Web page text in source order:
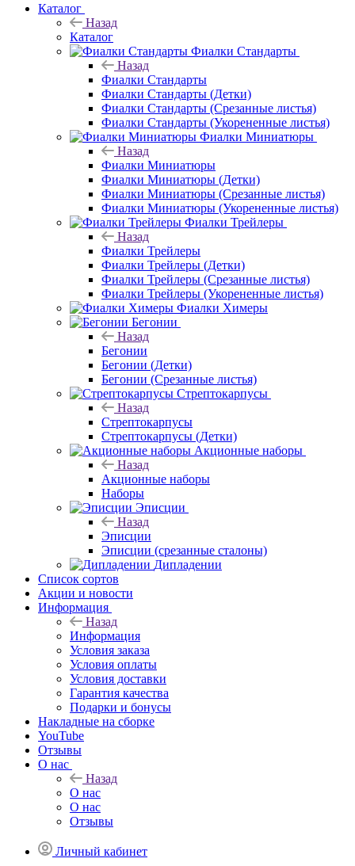
Каталог
Назад
Каталог
Фиалки Стандарты
Назад
Фиалки Стандарты
Фиалки Стандарты (Детки)
Фиалки Стандарты (Срезанные листья)
Фиалки Стандарты (Укорененные листья)
Фиалки Миниатюры
Назад
Фиалки Миниатюры
Фиалки Миниатюры (Детки)
Фиалки Миниатюры (Срезанные листья)
Фиалки Миниатюры (Укорененные листья)
Фиалки Трейлеры
Назад
Фиалки Трейлеры
Фиалки Трейлеры (Детки)
Фиалки Трейлеры (Срезанные листья)
Фиалки Трейлеры (Укорененные листья)
Фиалки Химеры
Бегонии
Назад
Бегонии
Бегонии (Детки)
Бегонии (Срезанные листья)
Стрептокарпусы
Назад
Стрептокарпусы
Стрептокарпусы (Детки)
Акционные наборы
Назад
Акционные наборы
Наборы
Эписции
Назад
Эписции
Эписции (срезанные сталоны)
Дипладении
Список сортов
Акции и новости
Информация
Назад
Информация
Условия заказа
Условия оплаты
Условия доставки
Гарантия качества
Подарки и бонусы
Накладные на сборке
YouTube
Отзывы
О нас
Назад
О нас
О нас
Отзывы
Личный кабинет